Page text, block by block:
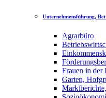
Unternehmensführung,
Agrarbüro
Frauen in der
Garten,